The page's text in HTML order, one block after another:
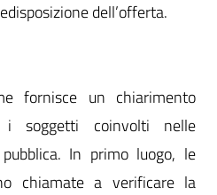
dell’offerta.
fornisce un chiarimento
soggetti coinvolti nelle
In primo luogo, le
chiamate a verificare la